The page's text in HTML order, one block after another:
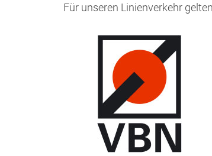
Für unseren Linienverkehr